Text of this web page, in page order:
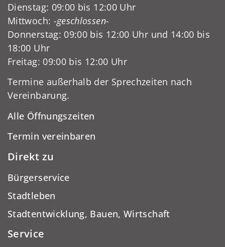
Dienstag: 09:00 bis 12:00 Uhr
Mittwoch: -geschlossen-
Donnerstag: 09:00 bis 12:00 Uhr und 14:00 bis
18:00 Uhr
Freitag: 09:00 bis 12:00 Uhr
Termine außerhalb der Sprechzeiten nach
Vereinbarung.
Alle Öffnungszeiten
Termin vereinbaren
Direkt zu
Bürgerservice
Stadtleben
Stadtentwicklung, Bauen, Wirtschaft
Service